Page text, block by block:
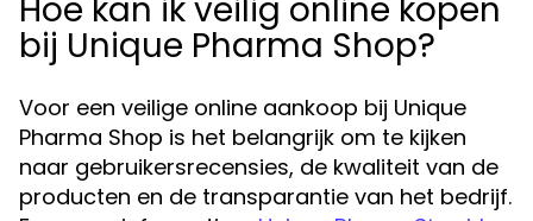
Hoe kan ik veilig online kopen
bij Unique Pharma Shop?
Voor een veilige online aankoop bij Unique
Pharma Shop is het belangrijk om te kijken
naar gebruikersrecensies, de kwaliteit van de
producten en de transparantie van het bedrijf.